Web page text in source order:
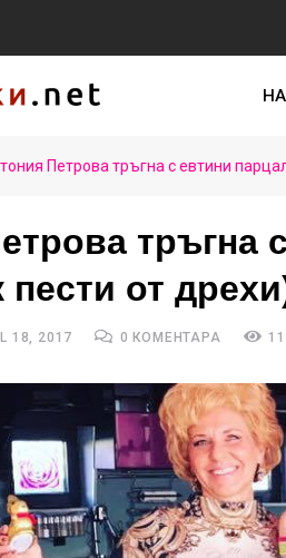
Петрова тръгна с евтини
тръгна
пести от
18, 2017 0 КОМЕНТАРА